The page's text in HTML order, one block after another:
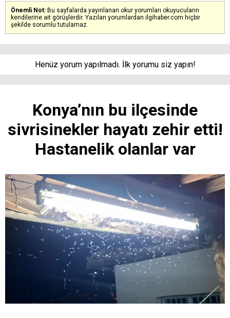
Önemli Not: Bu sayfalarda yayınlanan okur yorumları okuyucuların
kendilerine ait görüşlerdir. Yazılan yorumlardan ilgihaber.com hiçbir
şekilde sorumlu tutulamaz.
Henüz yorum yapılmadı. İlk yorumu siz yapın!
Konya’nın bu ilçesinde
sivrisinekler hayatı zehir etti!
Hastanelik olanlar var